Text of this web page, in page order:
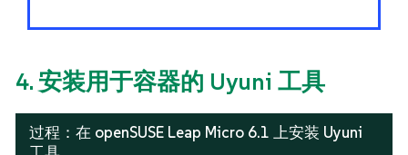
4. 安装用于容器的 Uyuni 工具
过程：在 openSUSE Leap Micro 6.1 上安装 Uyuni